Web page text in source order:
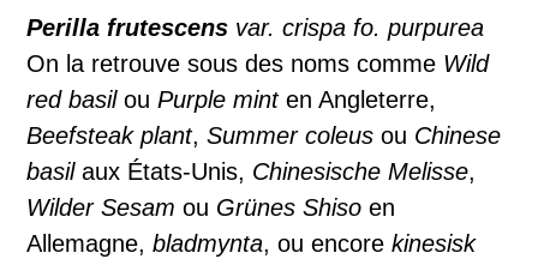
Perilla frutescens var. crispa fo. purpurea
On la retrouve sous des noms comme Wild
red basilouPurple minten Angleterre,
Beefsteak plant,Summer coleus ou Chinese
basilaux États-Unis, Chinesische Melisse,
Wilder Sesam ou Grünes Shiso en
Allemagne,bladmynta, ou encorekinesisk